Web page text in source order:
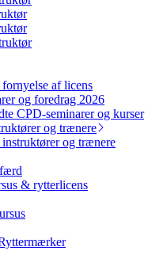
af licens
og foredrag 2026
CPD-seminarer og kurser
og trænere
instruktører og trænere
& rytterlicens